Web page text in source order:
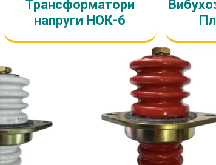
Трансформатори
напруги НОК-6